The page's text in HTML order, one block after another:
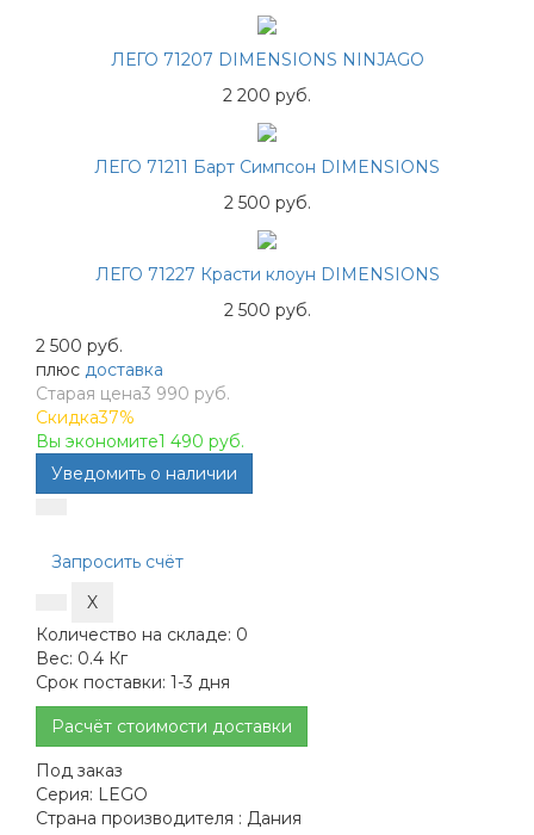
ЛЕГО 71207 DIMENSIONS NINJAGO
2 200 руб.
ЛЕГО 71211 Барт Симпсон DIMENSIONS
2 500 руб.
ЛЕГО 71227 Красти клоун DIMENSIONS
2 500 руб.
2 500 руб.
плюс доставка
Старая цена3 990 руб.
Скидка37%
Вы экономите1 490 руб.
Запросить счёт
Количество на складе: 0
Вес: 0.4 Кг
Срок поставки: 1-3 дня
Расчёт стоимости доставки
Под заказ
Серия: LEGO
Страна производителя : Дания